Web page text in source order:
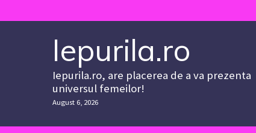
to
Iepurila.ro
Iepurila.ro, are placerea de a va prezenta
universul femeilor!
August 6, 2026